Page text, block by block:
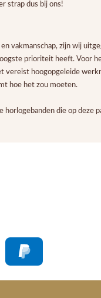
strap dus bij ons!
vakmanschap, zijn wij
prioriteit heeft. Voor
vereist hoogopgeleide
hoe het zou moeten.
die op deze